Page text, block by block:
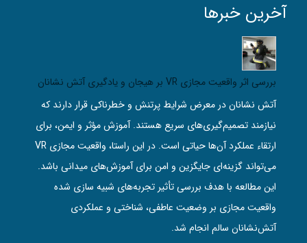
آخرین خبرها
بررسی اثر واقعیت مجازی VR بر هیجان و یادگیری آتش‌ نشانان
آتش‌ نشانان در معرض شرایط پرتنش و خطرناکی قرار دارند که
نیازمند تصمیم‌گیری‌های سریع هستند. آموزش مؤثر و ایمن، برای
ارتقاء عملکرد آن‌ها حیاتی است. در این راستا، واقعیت مجازی VR
می‌تواند گزینه‌ای جایگزین و امن برای آموزش‌های میدانی باشد.
این مطالعه با هدف بررسی تأثیر تجربه‌های شبیه‌ سازی‌ شده
واقعیت مجازی بر وضعیت عاطفی، شناختی و عملکردی
آتش‌نشانان سالم انجام شد.